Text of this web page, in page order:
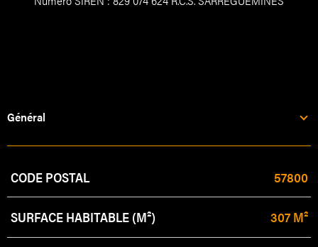
Général
Caractérisque Valeurs
CODE POSTAL 57800
SURFACE HABITABLE (M²) 307 M²